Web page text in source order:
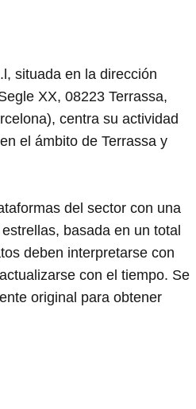
situada en la dirección
XX, 08223 Terrassa,
centra su actividad
el ámbito de Terrassa y
del sector con una
basada en un total
deben interpretarse con
con el tiempo. Se
original para obtener